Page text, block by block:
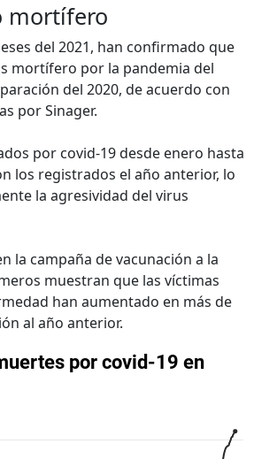
mortífero
del 2021, han confirmado que
mortífero por la pandemia del
del 2020, de acuerdo con
por Sinager.
por covid-19 desde enero hasta
los registrados el año anterior, lo
la agresividad del virus
la campaña de vacunación a la
muestran que las víctimas
han aumentado en más de
al año anterior.